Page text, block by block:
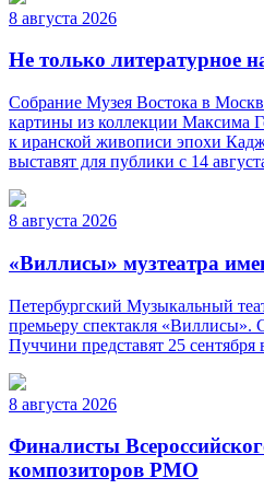
8 августа 2026
Не только литературное
Собрание Музея Востока в
картины из коллекции Максима
к иранской живописи эпохи
выставят для публики с 14
8 августа 2026
«Виллисы» музтеатра
Петербургский Музыкальный
премьеру спектакля «Виллисы».
Пуччини представят 25
8 августа 2026
Финалисты
композиторов РМО